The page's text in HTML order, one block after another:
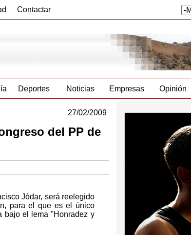
Contactar
Deportes Noticias Empresas Opinión
27/02/2009
del PP de
Jódar, será reelegido
para el que es el único
bajo el lema "Honradez y